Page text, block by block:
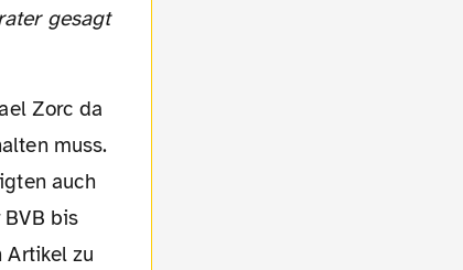
Zorc da
muss.
auch
bis
Artikel zu